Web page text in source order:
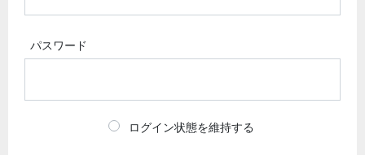
パスワード
ログイン状態を維持する